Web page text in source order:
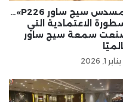
«مسدس سيج ساور P226»…
الاعتمادية التي
سمعة سيج ساور
يناير 1, 2026